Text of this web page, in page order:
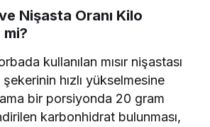
Nişasta Oranı Kilo
kullanılan mısır nişastası
hızlı yükselmesine
bir porsiyonda 20 gram
karbonhidrat bulunması,